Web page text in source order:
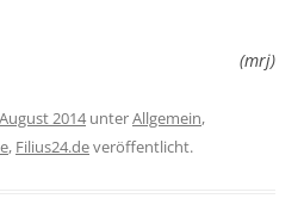
(mrj)
2014unterAllgemein,
, Filius24.deveröffentlicht.